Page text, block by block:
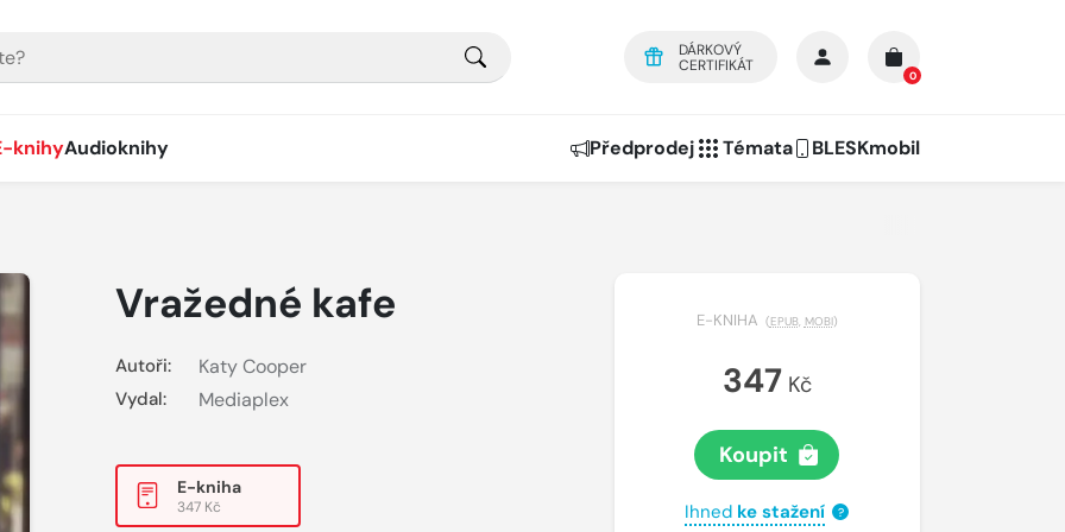
DÁRKOVÝ
CERTIFIKÁT
0
knihyAudioknihy Předprodej Témata BLESKmobil
Vražedné kafe
Autoři: Katy Cooper
Vydal: Mediaplex
E-kniha
347 Kč
E-KNIHA (EPUB, MOBI)
347 Kč
Koupit
Ihned ke stažení ?